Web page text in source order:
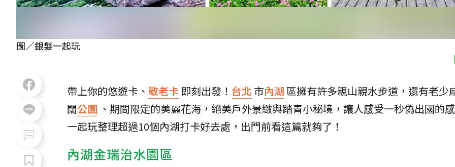
圖／銀髮一起玩
帶上你的悠遊卡、 敬老卡 即刻出發！ 台北市內湖 區擁有許多親山親水步道，還有老少
闊公園 、期間限定的美麗花海，絕美戶外景緻與踏青小秘境，讓人感受一秒偽出國的
一起玩整理超過10個內湖打卡好去處，出門前看這篇就夠了！
內湖金瑞治水園區